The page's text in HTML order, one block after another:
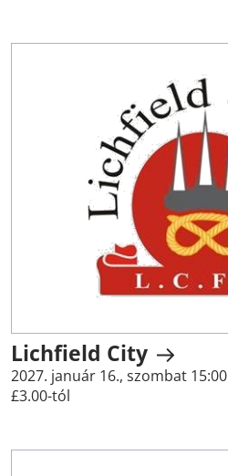
Lichfield City
2027. január 16., szombat 15:00
£3.00-tól